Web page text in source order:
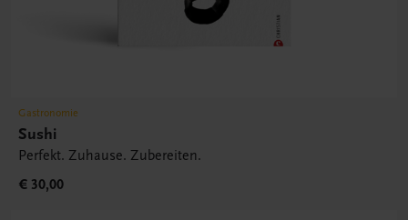
Gastronomie
Sushi
Perfekt. Zuhause. Zubereiten.
€ 30,00